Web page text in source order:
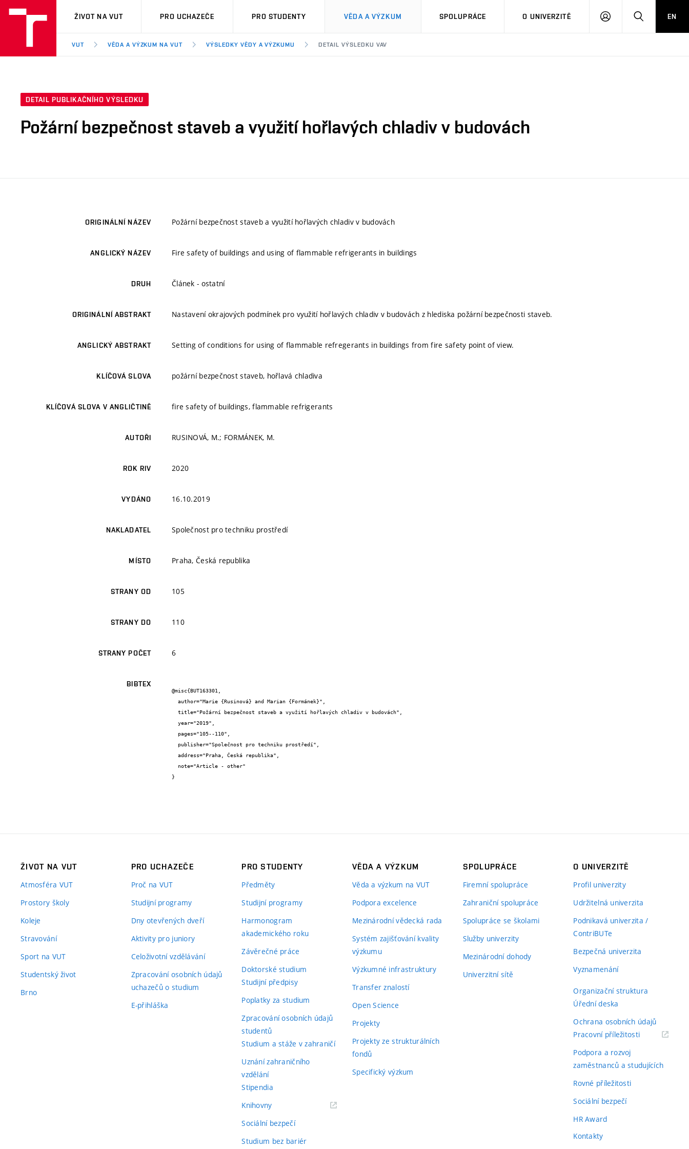
VUT
ŽIVOT NA VUT PRO UCHAZEČE PRO STUDENTY VĚDA A VÝZKUM SPOLUPRÁCE O UNIVERZITĚ
PŘIHLÁSIT HLEDATEN
VUT VĚDA A VÝZKUM NA VUT VÝSLEDKY VĚDY A VÝZKUMU DETAIL VÝSLEDKU VAV
DETAIL PUBLIKAČNÍHO VÝSLEDKU
Požární bezpečnost staveb a využití hořlavých chladiv v budovách
ORIGINÁLNÍ NÁZEV Požární bezpečnost staveb a využití hořlavých chladiv v budovách
ANGLICKÝ NÁZEV Fire safety of buildings and using of flammable refrigerants in buildings
DRUH Článek - ostatní
ORIGINÁLNÍ ABSTRAKT Nastavení okrajových podmínek pro využití hořlavých chladiv v budovách z hlediska požární bezpečnosti staveb.
ANGLICKÝ ABSTRAKT Setting of conditions for using of flammable refregerants in buildings from fire safety point of view.
KLÍČOVÁ SLOVA požární bezpečnost staveb, hořlavá chladiva
KLÍČOVÁ SLOVA V ANGLIČTINĚ fire safety of buildings, flammable refrigerants
AUTOŘI RUSINOVÁ, M.; FORMÁNEK, M.
ROK RIV 2020
VYDÁNO 16.10.2019
NAKLADATEL Společnost pro techniku prostředí
MÍSTO Praha, Česká republika
STRANY OD 105
STRANY DO 110
STRANY POČET 6
BIBTEX
@misc{BUT163301,
}
ŽIVOT NA VUT
Atmosféra VUT
Prostory školy
Koleje
Stravování
Sport na VUT
Studentský život
Brno
PRO UCHAZEČE
Proč na VUT
Studijní programy
Dny otevřených dveří
Aktivity pro juniory
Celoživotní vzdělávání
Zpracování osobních údajů
uchazečů o studium
E-přihláška
PRO STUDENTY
Předměty
Studijní programy
Harmonogram
akademického roku
Závěrečné práce
Doktorské studium
Studijní předpisy
Poplatky za studium
Zpracování osobních údajů
studentů
Studium a stáže v zahraničí
Uznání zahraničního
vzdělání
Stipendia
Knihovny(externí
Sociální bezpečí
Studium bez bariér
VĚDA A VÝZKUM
Věda a výzkum na VUT
Podpora excelence
Mezinárodní vědecká rada
Systém zajišťování kvality
výzkumu
Výzkumné infrastruktury
Transfer znalostí
Open Science
Projekty
Projekty ze strukturálních
fondů
Specifický výzkum
SPOLUPRÁCE
Firemní spolupráce
Zahraniční spolupráce
Spolupráce se školami
Služby univerzity
Mezinárodní dohody
Univerzitní sítě
O UNIVERZITĚ
Profil univerzity
Udržitelná univerzita
Podnikavá univerzita /
ContriBUTe
Bezpečná univerzita
Vyznamenání
Organizační struktura
Úřední deska
Ochrana osobních údajů
Pracovní příležitosti(externí
Podpora a rozvoj
zaměstnanců a studujících
Rovné příležitosti
Sociální bezpečí
HR Award
Kontakty